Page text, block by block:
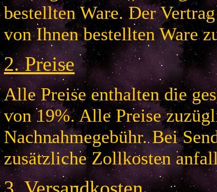
bestellten Ware. Der
von Ihnen bestellten Ware
2.Preise
Alle Preise enthalten die
von 19%. Alle Preise
Nachnahmegebühr. Bei
zusätzliche Zollkosten